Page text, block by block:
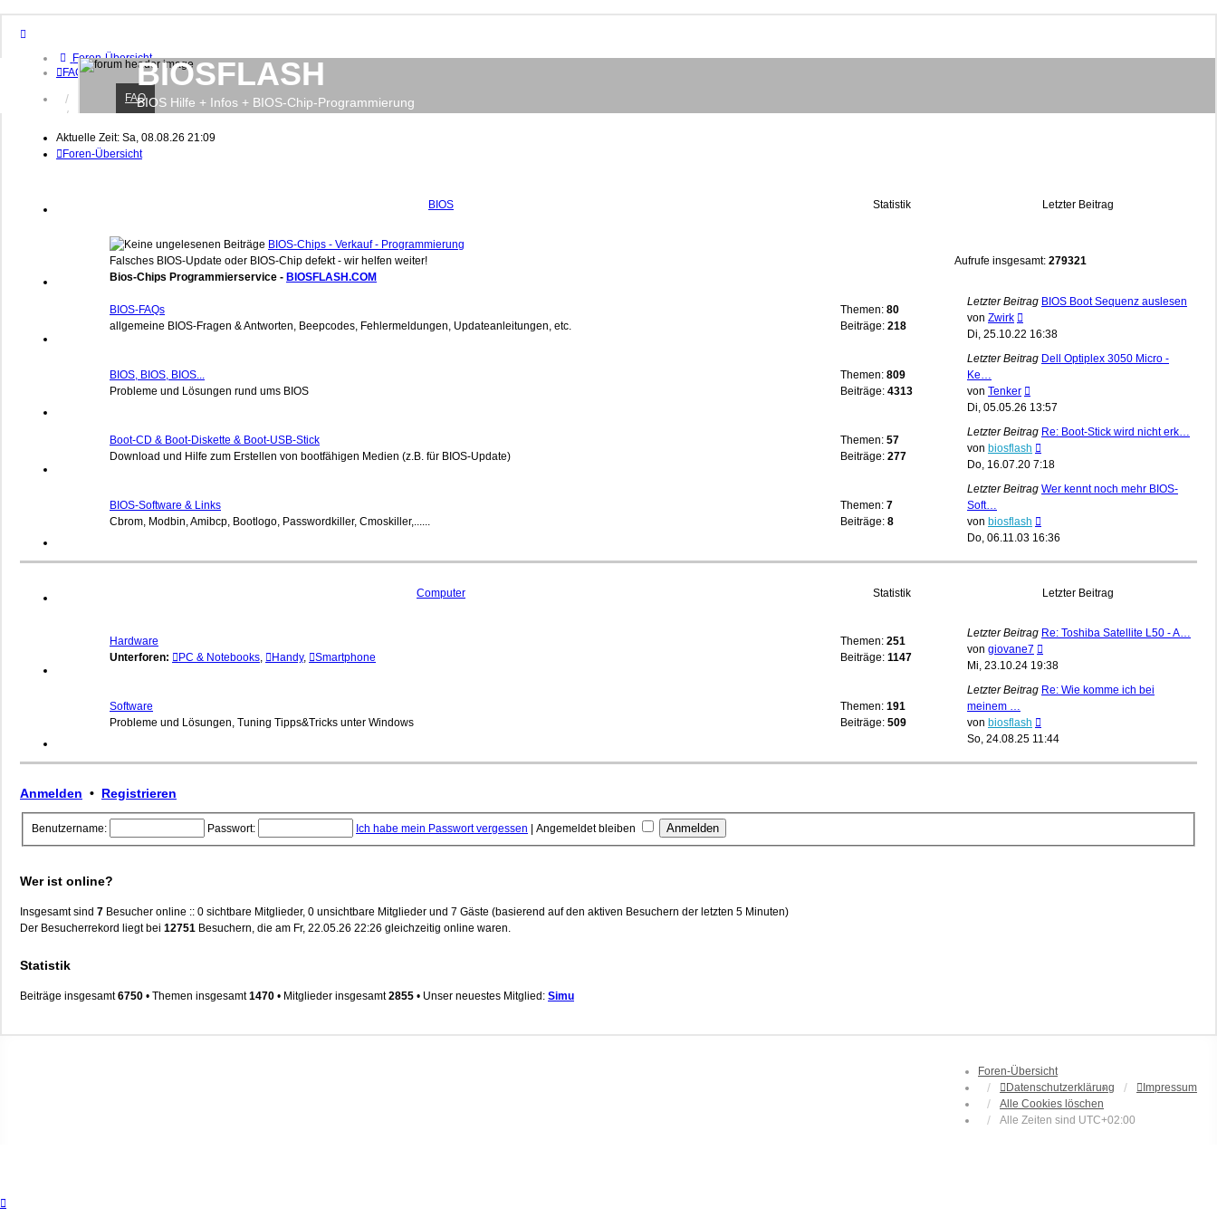
Foren-Übersicht
FAQ
Anmelden
Registrieren
BIOSFLASH
BIOS Hilfe + Infos + BIOS-Chip-Programmierung
FAQ
Aktuelle Zeit: Sa, 08.08.26 21:09
Foren-Übersicht
BIOS Statistik Letzter Beitrag
BIOS-Chips - Verkauf - Programmierung
Falsches BIOS-Update oder BIOS-Chip defekt - wir helfen weiter!
Bios-Chips Programmierservice - BIOSFLASH.COM
Aufrufe insgesamt: 279321
BIOS-FAQs
allgemeine BIOS-Fragen & Antworten, Beepcodes, Fehlermeldungen, Updateanleitungen, etc.
Themen: 80
Beiträge: 218
Letzter Beitrag BIOS Boot Sequenz auslesen
von Zwirk
Beitrag
Di, 25.10.22 16:38
BIOS, BIOS, BIOS...
Probleme und Lösungen rund ums BIOS
Themen: 809
Beiträge: 4313
Letzter Beitrag Dell Optiplex 3050 Micro -
Ke…
von Tenker
Beitrag
Di, 05.05.26 13:57
Boot-CD & Boot-Diskette & Boot-USB-Stick
Download und Hilfe zum Erstellen von bootfähigen Medien (z.B. für BIOS-Update)
Themen: 57
Beiträge: 277
Letzter Beitrag Re: Boot-Stick wird nicht erk…
von biosflash
Beitrag
Do, 16.07.20 7:18
BIOS-Software & Links
Cbrom, Modbin, Amibcp, Bootlogo, Passwordkiller, Cmoskiller,......
Themen: 7
Beiträge: 8
Letzter Beitrag Wer kennt noch mehr BIOS-
Soft…
von biosflash
Beitrag
Do, 06.11.03 16:36
Computer Statistik Letzter Beitrag
Hardware
Unterforen:
PC & Notebooks, Handy, Smartphone
Themen: 251
Beiträge: 1147
Letzter Beitrag Re: Toshiba Satellite L50 - A…
von giovane7
Beitrag
Mi, 23.10.24 19:38
Software
Probleme und Lösungen, Tuning Tipps&Tricks unter Windows
Themen: 191
Beiträge: 509
Letzter Beitrag Re: Wie komme ich bei
meinem …
von biosflash
Beitrag
So, 24.08.25 11:44
Anmelden • Registrieren
Benutzername: Passwort: Ich habe mein Passwort vergessen Angemeldet bleiben
Wer ist online?
Insgesamt sind 7 Besucher online :: 0 sichtbare Mitglieder, 0 unsichtbare Mitglieder und 7 Gäste (basierend auf den aktiven Besuchern der letzten 5 Minuten)
Der Besucherrekord liegt bei 12751 Besuchern, die am Fr, 22.05.26 22:26 gleichzeitig online waren.
Statistik
Beiträge insgesamt6750 • Themen insgesamt1470 • Mitglieder insgesamt2855 • Unser neuestes Mitglied: Simu
Foren-Übersicht
Datenschutzerklärung
Impressum
Alle Cookies löschen
Alle Zeiten sind UTC+02:00